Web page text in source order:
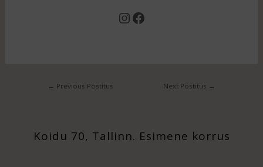
← Previous Postitus Next Postitus →
Koidu 70, Tallinn. Esimene korrus